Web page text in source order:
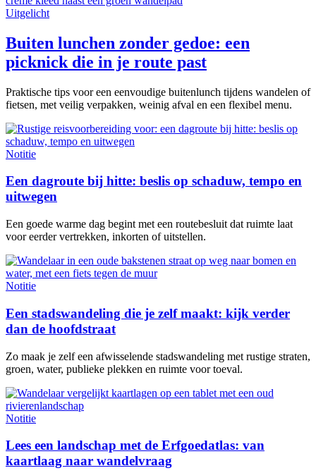
Uitgelicht
Buiten lunchen zonder gedoe: een
picknick die in je route past
Praktische tips voor een eenvoudige buitenlunch tijdens wandelen of
fietsen, met veilig verpakken, weinig afval en een flexibel menu.
Notitie
Een dagroute bij hitte: beslis op schaduw, tempo en
uitwegen
Een goede warme dag begint met een routebesluit dat ruimte laat
voor eerder vertrekken, inkorten of uitstellen.
Notitie
Een stadswandeling die je zelf maakt: kijk verder
dan de hoofdstraat
Zo maak je zelf een afwisselende stadswandeling met rustige straten,
groen, water, publieke plekken en ruimte voor toeval.
Notitie
Lees een landschap met de Erfgoedatlas: van
kaartlaag naar wandelvraag